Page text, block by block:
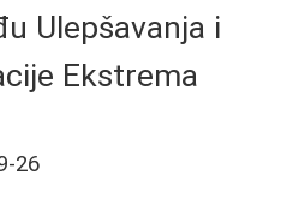
Ulepšavanja i
Ekstrema
26